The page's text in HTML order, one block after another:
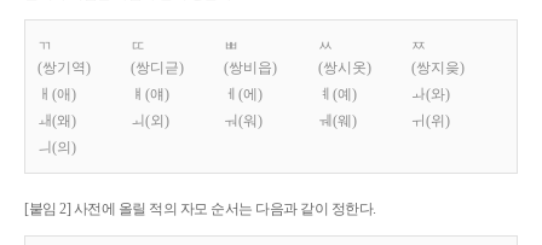
ㄲ
(쌍기역)
ㄸ
(쌍디귿)
ㅃ
(쌍비읍)
ㅆ
(쌍시옷)
ㅉ
(쌍지읒)
ㅐ(애)
ㅒ(얘) ㅔ(에) ㅖ(예)
ㅘ(와)
ㅙ(왜)
ㅚ(외) ㅝ(워) ㅞ(웨)
ㅟ(위)
ㅢ(의)
[붙임 2] 사전에 올릴 적의 자모 순서는 다음과 같이 정한다.